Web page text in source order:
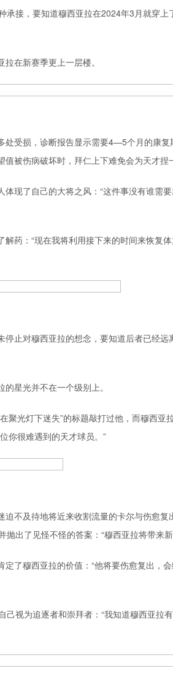
接，要知道穆西亚拉在2024年3月就穿上
在新赛季更上一层楼。
处受损，诊断报告显示需要4—5个月的康
被伤病破坏时，拜仁上下难免会为天才捏
现了自己的大将之风：“这件事没有谁需
解药：“现在我将利用接下来的时间来恢复
止对穆西亚拉的想念，要知道后者已经远
星光并不在一个级别上。
聚光灯下迷失”的标题敲打过他，而穆西亚
你很难遇到的天才球员。”
不及待地将近来收割流量的卡尔与伤愈复
出了见怪不怪的答案：“穆西亚拉将带来
定了穆西亚拉的价值：“他将要伤愈复出，
视为追逐者和崇拜者：“我知道穆西亚拉